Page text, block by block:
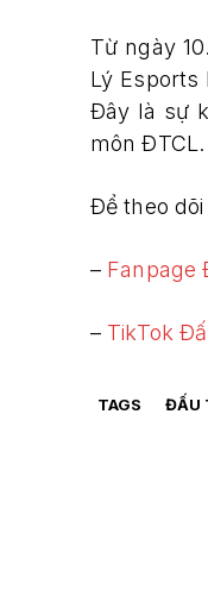
Từ ngày
Lý
Đây là sự
môn
Để theo
– Fanpage
– TikTok
TAGS ĐẤU